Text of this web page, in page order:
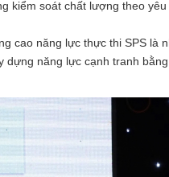
kiểm soát chất lượng theo
cao năng lực thực thi SPS là
dựng năng lực cạnh tranh